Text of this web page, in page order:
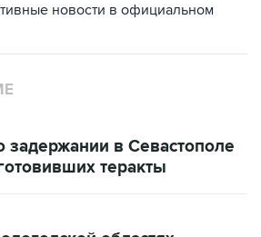
новости в официальном
в Севастополе
теракты